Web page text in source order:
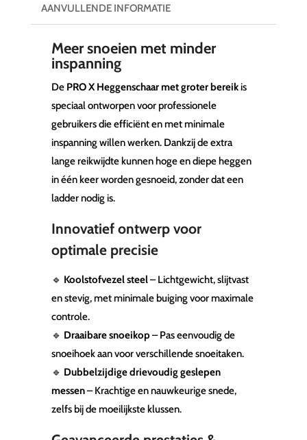
AANVULLENDE INFORMATIE
Meer snoeien met minder
inspanning
De PRO X Heggenschaar met groter bereikis
speciaal ontworpen voor professionele
gebruikers die efficiënt en met minimale
inspanning willen werken. Dankzij de extra
lange reikwijdte kunnen hoge en diepe heggen
in één keer worden gesnoeid, zonder dat een
ladder nodig is.
Innovatief ontwerp voor
optimale precisie
🔹 Koolstofvezel steel– Lichtgewicht, slijtvast
en stevig, met minimale buiging voor maximale
controle.
🔹 Draaibare snoeikop– Pas eenvoudig de
snoeihoek aan voor verschillende snoeitaken.
🔹 Dubbelzijdige drievoudig geslepen
messen– Krachtige en nauwkeurige snede,
zelfs bij de moeilijkste klussen.